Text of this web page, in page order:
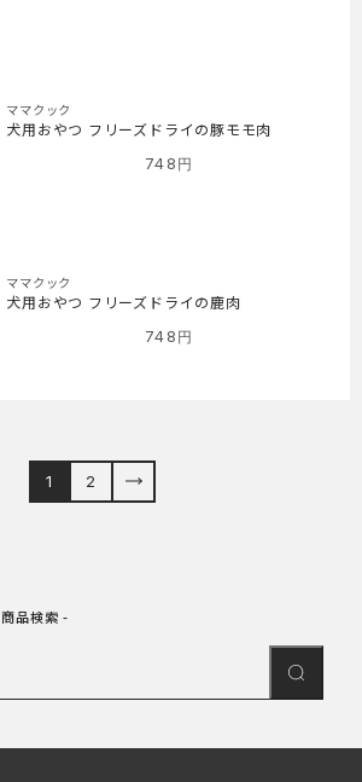
ママクック
犬用おやつ フリーズドライの豚モモ肉
748 円
ママクック
犬用おやつ フリーズドライの鹿肉
748 円
1 2
商品検索